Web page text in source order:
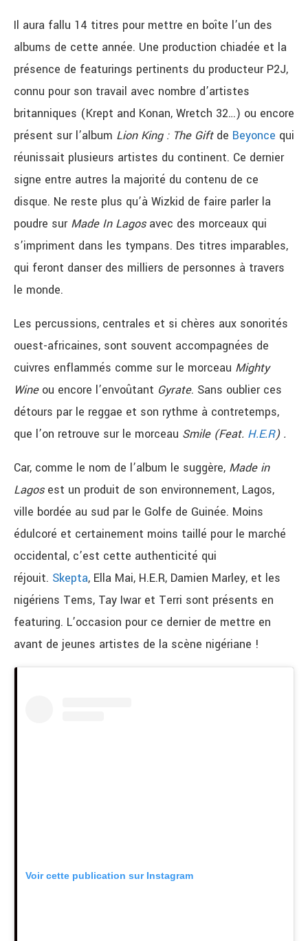
Il aura fallu 14 titres pour mettre en boîte l’un des
albums de cette année. Une production chiadée et la
présence de featurings pertinents du producteur P2J,
connu pour son travail avec nombre d’artistes
britanniques (Krept and Konan, Wretch 32…) ou encore
présent sur l’album Lion King : The Giftde Beyonce qui
réunissait plusieurs artistes du continent. Ce dernier
signe entre autres la majorité du contenu de ce
disque. Ne reste plus qu’à Wizkid de faire parler la
poudre sur Made In Lagosavec des morceaux qui
s’impriment dans les tympans. Des titres imparables,
qui feront danser des milliers de personnes à travers
le monde.
Les percussions, centrales et si chères aux sonorités
ouest-africaines, sont souvent accompagnées de
cuivres enflammés comme sur le morceau Mighty
Wineou encore l’envoûtant Gyrate. Sans oublier ces
détours par le reggae et son rythme à contretemps,
que l’on retrouve sur le morceau Smile (Feat. H.E.R) .
Car, comme le nom de l’album le suggère, Made in
Lagosest un produit de son environnement, Lagos,
ville bordée au sud par le Golfe de Guinée. Moins
édulcoré et certainement moins taillé pour le marché
occidental, c’est cette authenticité qui
réjouit. Skepta, Ella Mai, H.E.R, Damien Marley, et les
nigériens Tems, Tay Iwar et Terri sont présents en
featuring. L’occasion pour ce dernier de mettre en
avant de jeunes artistes de la scène nigériane !
Voir cette publication sur Instagram